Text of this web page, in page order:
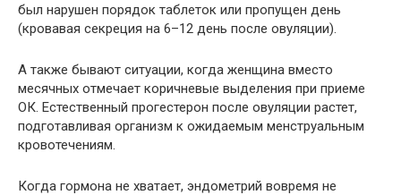
был нарушен порядок таблеток или пропущен день
(кровавая секреция на 6–12 день после овуляции).
А также бывают ситуации, когда женщина вместо
месячных отмечает коричневые выделения при приеме
ОК. Естественный прогестерон после овуляции растет,
подготавливая организм к ожидаемым менструальным
кровотечениям.
Когда гормона не хватает, эндометрий вовремя не